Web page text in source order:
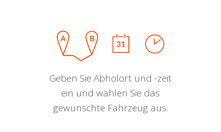
Geben Sie Abholort und -zeit
ein und wählen Sie das
gewünschte Fahrzeug aus.